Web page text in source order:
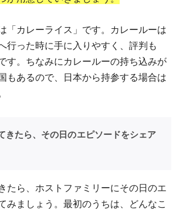
「カレーライス」です。カレールーは
行った時に手に入りやすく、評判も
す。ちなみにカレールーの持ち込みが
もあるので、日本から持参する場合は
きたら、その日のエピソードをシェア
たら、ホストファミリーにその日のエ
みましょう。最初のうちは、どんなこ